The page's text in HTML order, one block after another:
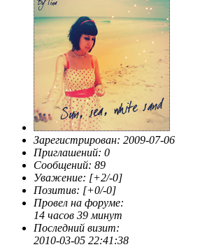
Зарегистрирован: 2009-07-06
Приглашений: 0
Сообщений: 89
Уважение: [+2/-0]
Позитив: [+0/-0]
Провел на форуме:
14 часов 39 минут
Последний визит:
2010-03-05 22:41:38